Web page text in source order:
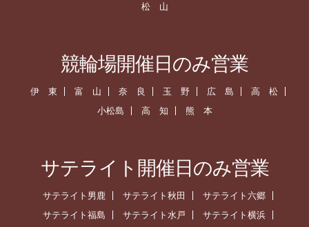
松 山
競輪場開催日のみ営業
伊 東 富 山 奈 良 玉 野 広 島
高 松
小松島
高 知 熊 本
サテライト開催日のみ営業
サテライト男鹿 サテライト秋田
サテライト六郷
サテライト福島
サテライト水戸 サテライト横浜